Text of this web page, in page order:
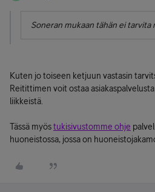
Soneran mukaan tähän ei
Kuten jo toiseen ketjuun vastasin
Reitittimen voit ostaa
liikkeistä.
Tässä myöstukisivustomme ohje
huoneistossa, jossa on